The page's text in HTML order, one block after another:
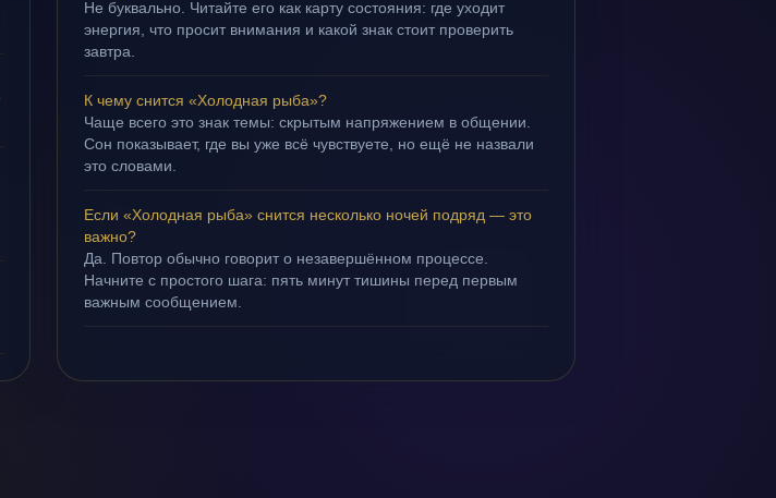
Не буквально. Читайте его как карту состояния: где уходит
энергия, что просит внимания и какой знак стоит проверить
завтра.
К чему снится «Холодная рыба»?
Чаще всего это знак темы: скрытым напряжением в общении.
Сон показывает, где вы уже всё чувствуете, но ещё не назвали
это словами.
Если «Холодная рыба» снится несколько ночей подряд — это
важно?
Да. Повтор обычно говорит о незавершённом процессе.
Начните с простого шага: пять минут тишины перед первым
важным сообщением.